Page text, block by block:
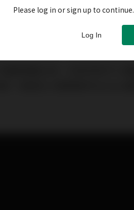
Please log in or sign up to continue.
Log In